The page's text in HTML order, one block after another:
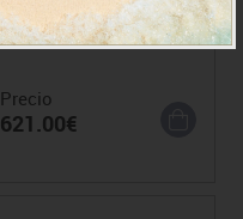
Mesa Executive L izq. est.
Blanco 160x110x80
Precio
621.00€